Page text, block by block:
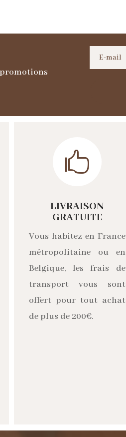

LIVRAISON
GRATUITE
Vous habitez en France
métropolitaine ou en
Belgique, les frais de
transport vous sont
offert pour tout achat
de plus de 200€.